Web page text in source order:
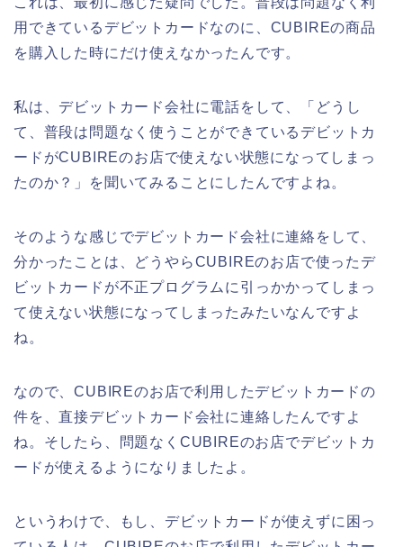
用できているデビットカードなのに、CUBIREの商品
を購入した時にだけ使えなかったんです。
私は、デビットカード会社に電話をして、「どうし
て、普段は問題なく使うことができているデビットカ
ードがCUBIREのお店で使えない状態になってしまっ
たのか？」を聞いてみることにしたんですよね。
そのような感じでデビットカード会社に連絡をして、
分かったことは、どうやらCUBIREのお店で使ったデ
ビットカードが不正プログラムに引っかかってしまっ
て使えない状態になってしまったみたいなんですよ
ね。
なので、CUBIREのお店で利用したデビットカードの
件を、直接デビットカード会社に連絡したんですよ
ね。そしたら、問題なくCUBIREのお店でデビットカ
ードが使えるようになりましたよ。
というわけで、もし、デビットカードが使えずに困っ